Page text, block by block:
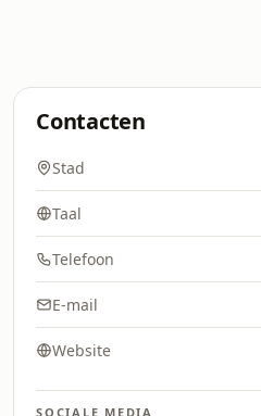
Contacten
Stad
Taal
Telefoon
E-mail
Website
SOCIALE MEDIA